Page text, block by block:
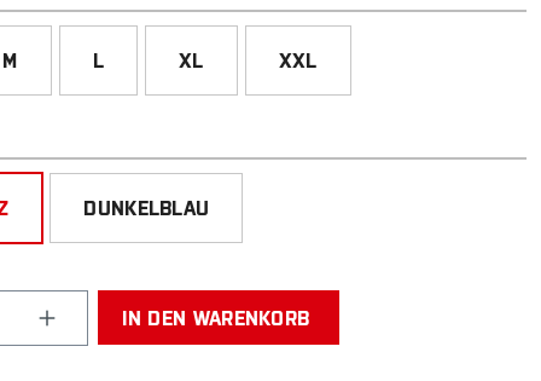
M L XL XXL
DUNKELBLAU
Gib den gewünschten Wert ein
IN DEN WARENKORB